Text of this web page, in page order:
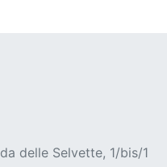
delle Selvette, 1/bis/1